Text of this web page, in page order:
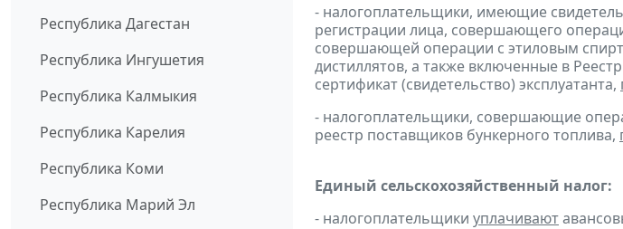
Республика Дагестан
Республика Ингушетия
Республика Калмыкия
Республика Карелия
Республика Коми
Республика Марий Эл
- налогоплательщики, имеющие
регистрации лица, совершающего
совершающей операции с этиловым
дистиллятов, а также включенные в
сертификат (свидетельство) эксплуатанта,
- налогоплательщики, совершающие
реестр поставщиков бункерного топлива,
Единый сельскохозяйственный налог:
- налогоплательщики уплачивают